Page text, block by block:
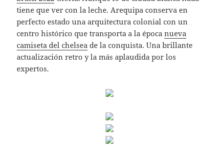
tiene que ver con la leche. Arequipa conserva en
perfecto estado una arquitectura colonial con un
centro histórico que transporta a la épocanueva
camiseta del chelsea de la conquista. Una brillante
actualización retro y la más aplaudida por los
expertos.